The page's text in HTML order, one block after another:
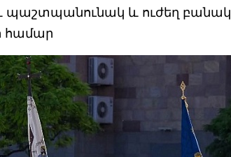
պաշտպանունակ և ուժեղ բանակ
համար